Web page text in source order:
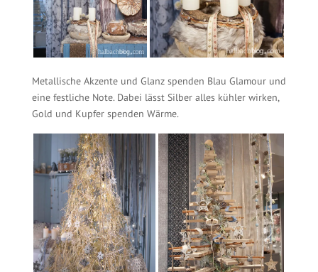
Metallische Akzente und Glanz spenden Blau Glamour und
eine festliche Note. Dabei lässt Silber alles kühler wirken,
Gold und Kupfer spenden Wärme.